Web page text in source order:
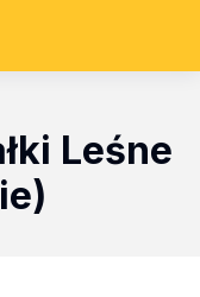
Leśne